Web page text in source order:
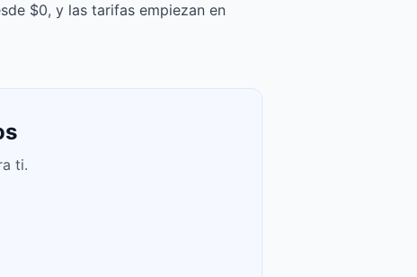
$0, y las tarifas empiezan en
ti.